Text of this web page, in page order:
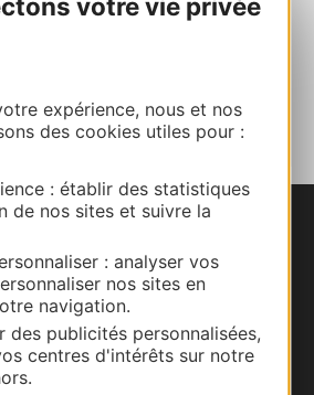
votre vie privée
expérience, nous et nos
des cookies utiles pour :
: établir des statistiques
de nos sites et suivre la
: analyser vos
nos sites en
navigation.
des publicités personnalisées,
centres d'intérêts sur notre